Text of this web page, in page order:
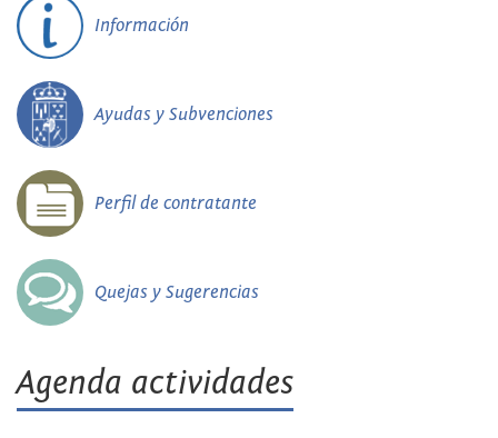
Información
Ayudas y Subvenciones
Perfil de contratante
Quejas y Sugerencias
Agenda actividades